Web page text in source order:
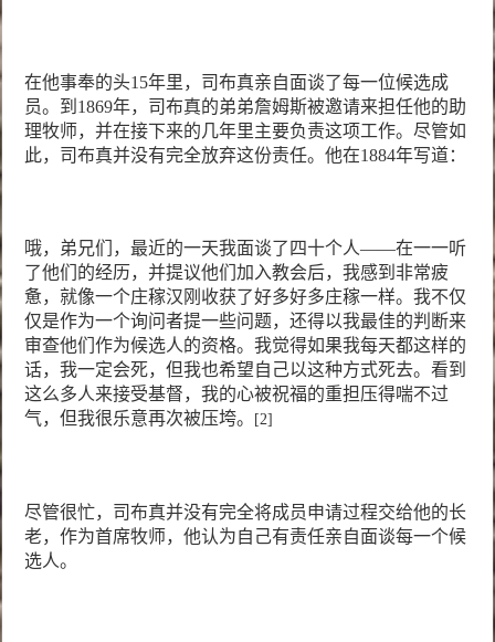
在他事奉的头15年里，司布真亲自面谈了每一位候选成
员。到 1869年，司布真的弟弟詹姆斯被邀请来担任他的助
理牧师，并在接下来的几年里主要负责这项工作。尽管如
此，司布真并没有完全放弃这份责任。他在1884年写道：
哦，弟兄们，最近的一天我面谈了四十个人——在一一听
了他们的经历，并提议他们加入教会后，我感到非常疲
惫，就像一个庄稼汉刚收获了好多好多庄稼一样。我不仅
仅是作为一个询问者提一些问题，还得以我最佳的判断来
审查他们作为候选人的资格。我觉得如果我每天都这样的
话，我一定会死，但我也希望自己以这种方式死去。看到
这么多人来接受基督，我的心被祝福的重担压得喘不过
气，但我很乐意再次被压垮。
[2]
尽管很忙，司布真并没有完全将成员申请过程交给他的长
老，作为首席牧师，他认为自己有责任亲自面谈每一个候
选人。